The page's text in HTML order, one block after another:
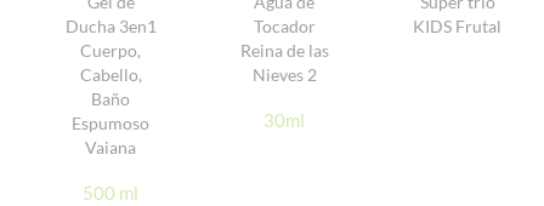
DÉ SU OPINIÓN
Ducha 3en1
Cuerpo,
Cabello,
Baño
Espumoso
Vaiana
500 ml
Tocador
Reina de las
Nieves 2
30ml
KIDS Frutal